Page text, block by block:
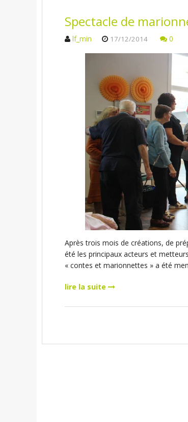
Spectacle de
lf_min 17/12/2014 0
Après trois mois de créations, de
été les principaux acteurs et
« contes et marionnettes » a été
lire la suite